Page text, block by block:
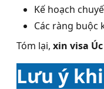
Kế hoạch
Các ràng buộc
Tóm lại, xin visa
Lưu ý